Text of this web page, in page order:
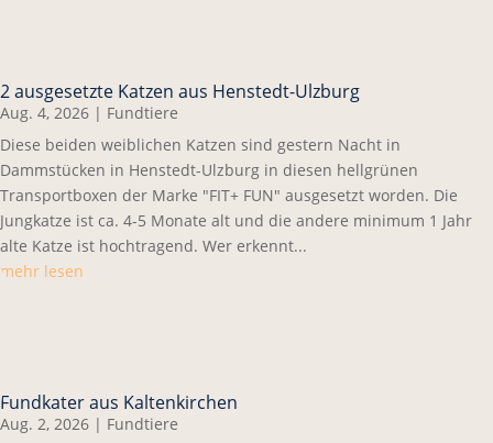
2 ausgesetzte Katzen aus Henstedt-Ulzburg
Aug. 4, 2026 | Fundtiere
Diese beiden weiblichen Katzen sind gestern Nacht in
Dammstücken in Henstedt-Ulzburg in diesen hellgrünen
Transportboxen der Marke "FIT+ FUN" ausgesetzt worden. Die
Jungkatze ist ca. 4-5 Monate alt und die andere minimum 1 Jahr
alte Katze ist hochtragend. Wer erkennt...
mehr lesen
Fundkater aus Kaltenkirchen
Aug. 2, 2026 | Fundtiere